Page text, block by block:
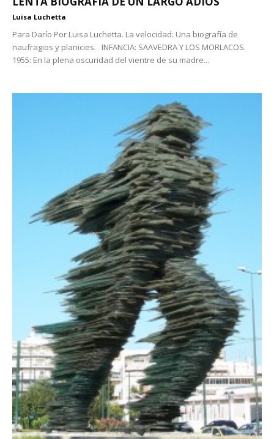
Luisa Luchetta
Para Darío Por Luisa Luchetta. La velocidad: Una biografía de
naufragios y planicies. INFANCIA: SAAVEDRA Y LOS MORLACOS.
1955: En la plena oscuridad del vientre de su madre...